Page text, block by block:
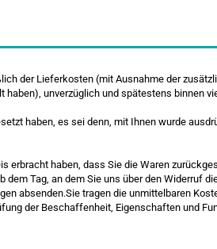
der Lieferkosten (mit Ausnahme der
unverzüglich und spätestens binnen
haben, es sei denn, mit Ihnen wurde
erbracht haben, dass Sie die Waren
Tag, an dem Sie uns über den Widerruf
absenden.Sie tragen die unmittelbaren
der Beschaffenheit, Eigenschaften und